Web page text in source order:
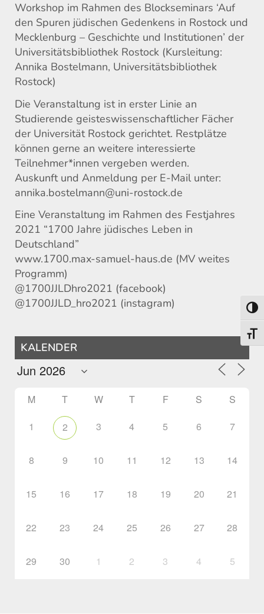
Workshop im Rahmen des Blockseminars ‘Auf
den Spuren jüdischen Gedenkens in Rostock und
Mecklenburg – Geschichte und Institutionen’ der
Universitätsbibliothek Rostock (Kursleitung:
Annika Bostelmann, Universitätsbibliothek
Rostock)
Die Veranstaltung ist in erster Linie an
Studierende geisteswissenschaftlicher Fächer
der Universität Rostock gerichtet. Restplätze
können gerne an weitere interessierte
Teilnehmer*innen vergeben werden.
Auskunft und Anmeldung per E-Mail unter:
annika.bostelmann@uni-rostock.de
Eine Veranstaltung im Rahmen des Festjahres
2021 “1700 Jahre jüdisches Leben in
Deutschland”
www.1700.max-samuel-haus.de (MV weites
Programm)
@1700JJLDhro2021 (facebook)
@1700JJLD_hro2021 (instagram)
KALENDER
M T W T F S S
1 2 3 4 5 6 7
8 9 10 11 12 13 14
15 16 17 18 19 20 21
22 23 24 25 26 27 28
29 30 1 2 3 4 5